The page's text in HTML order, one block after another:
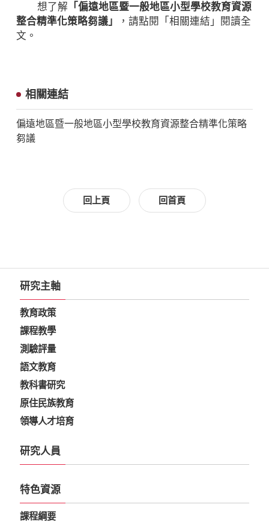
想了解 「偏遠地區暨一般地區小型學校教育資源
整合精準化策略芻議」
，請點閱「相關連結」閱讀全
文。
相關連結
偏遠地區暨一般地區小型學校教育資源整合精準化策略
芻議
回上頁 回首頁
研究主軸
教育政策
課程教學
測驗評量
語文教育
教科書研究
原住民族教育
領導人才培育
研究人員
特色資源
課程綱要